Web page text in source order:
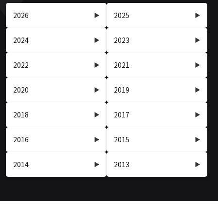
2026 2025
2024 2023
2022 2021
2020 2019
2018 2017
2016 2015
2014 2013